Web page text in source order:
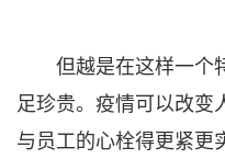
但越是在这样一个
足珍贵。疫情可以改变
与员工的心栓得更紧更